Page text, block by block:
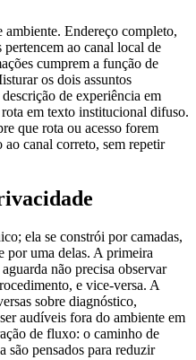
ambiente. Endereço completo,
pertencem ao canal local de
cumprem a função de
os dois assuntos
de experiência em
em texto institucional difuso.
que rota ou acesso forem
canal correto, sem repetir
ela se constrói por camadas,
por uma delas. A primeira
não precisa observar
e vice-versa. A
sobre diagnóstico,
audíveis fora do ambiente em
de fluxo: o caminho de
são pensados para reduzir